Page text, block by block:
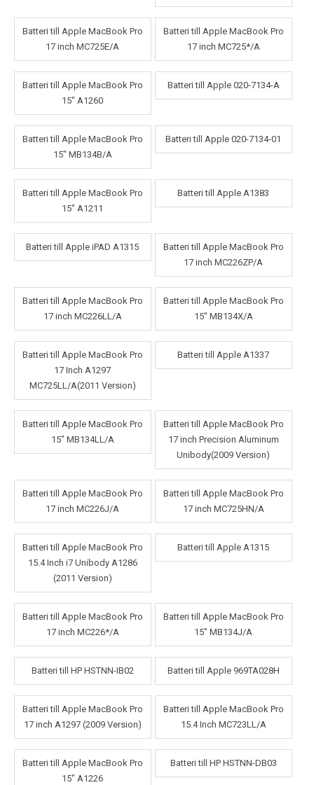
Batteri till Apple MacBook Pro
17 inch MC725E/A
Batteri till Apple MacBook Pro
17 inch MC725*/A
Batteri till Apple MacBook Pro
15" A1260
Batteri till Apple 020-7134-A
Batteri till Apple MacBook Pro
15" MB134B/A
Batteri till Apple 020-7134-01
Batteri till Apple MacBook Pro
15" A1211
Batteri till Apple A1383
Batteri till Apple iPAD A1315
Batteri till Apple MacBook Pro
17 inch MC226ZP/A
Batteri till Apple MacBook Pro
17 inch MC226LL/A
Batteri till Apple MacBook Pro
15" MB134X/A
Batteri till Apple MacBook Pro
17 Inch A1297
MC725LL/A(2011 Version)
Batteri till Apple A1337
Batteri till Apple MacBook Pro
15" MB134LL/A
Batteri till Apple MacBook Pro
17 inch Precision Aluminum
Unibody(2009 Version)
Batteri till Apple MacBook Pro
17 inch MC226J/A
Batteri till Apple MacBook Pro
17 inch MC725HN/A
Batteri till Apple MacBook Pro
15.4 Inch i7 Unibody A1286
(2011 Version)
Batteri till Apple A1315
Batteri till Apple MacBook Pro
17 inch MC226*/A
Batteri till Apple MacBook Pro
15" MB134J/A
Batteri till HP HSTNN-IB02 Batteri till Apple 969TA028H
Batteri till Apple MacBook Pro
17 inch A1297 (2009 Version)
Batteri till Apple MacBook Pro
15.4 Inch MC723LL/A
Batteri till Apple MacBook Pro
15" A1226
Batteri till HP HSTNN-DB03